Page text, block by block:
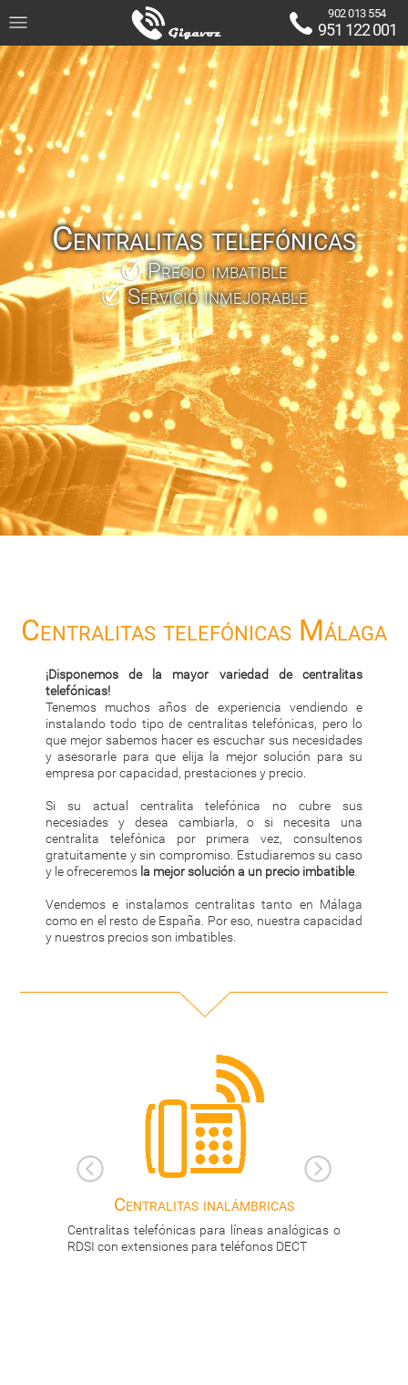
902 013 554
951 122 001
Centralitas telefónicas
Precio imbatible
Servicio inmejorable
Centralitas telefónicas Málaga
¡Disponemos de la mayor variedad de centralitas
telefónicas!
Tenemos muchos años de experiencia vendiendo e
instalando todo tipo de centralitas telefónicas, pero lo
que mejor sabemos hacer es escuchar sus necesidades
y asesorarle para que elija la mejor solución para su
empresa por capacidad, prestaciones y precio.
Si su actual centralita telefónica no cubre sus
necesiades y desea cambiarla, o si necesita una
centralita telefónica por primera vez, consultenos
gratuitamente y sin compromiso. Estudiaremos su caso
y le ofreceremos la mejor solución a un precio imbatible.
Vendemos e instalamos centralitas tanto en Málaga
como en el resto de España. Por eso, nuestra capacidad
y nuestros precios son imbatibles.
analógicas o
Centralitas híbridas
Permiten utilizar líneas telefónicas y extensiones
convencionales, pero también tecnología VoIP